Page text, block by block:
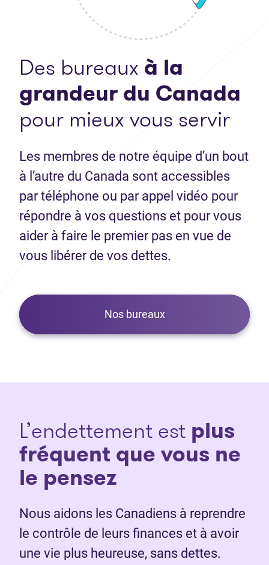
Des bureaux à la
grandeur du Canada
pour mieux vous servir
Les membres de notre équipe d’un bout
à l’autre du Canada sont accessibles
par téléphone ou par appel vidéo pour
répondre à vos questions et pour vous
aider à faire le premier pas en vue de
vous libérer de vos dettes.
Nos bureaux
L’endettement est plus
fréquent que vous ne
le pensez
Nous aidons les Canadiens à reprendre
le contrôle de leurs finances et à avoir
une vie plus heureuse, sans dettes.